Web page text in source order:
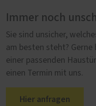
Immer noch
Sie sind unsicher,
am besten steht? Gerne
einer passenden
einen Termin mit uns.
Hier anfragen